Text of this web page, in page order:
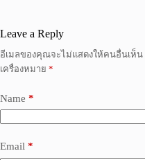
Leave a Reply
อีเมลของคุณจะไม่แสดงให้คนอื่นเห็น
เครื่องหมาย *
Name *
Email *